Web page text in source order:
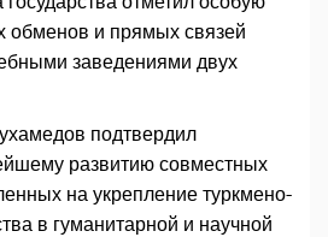
обменов и прямых связей
заведениями двух
подтвердил
развитию совместных
на укрепление туркмено-
в гуманитарной и научной